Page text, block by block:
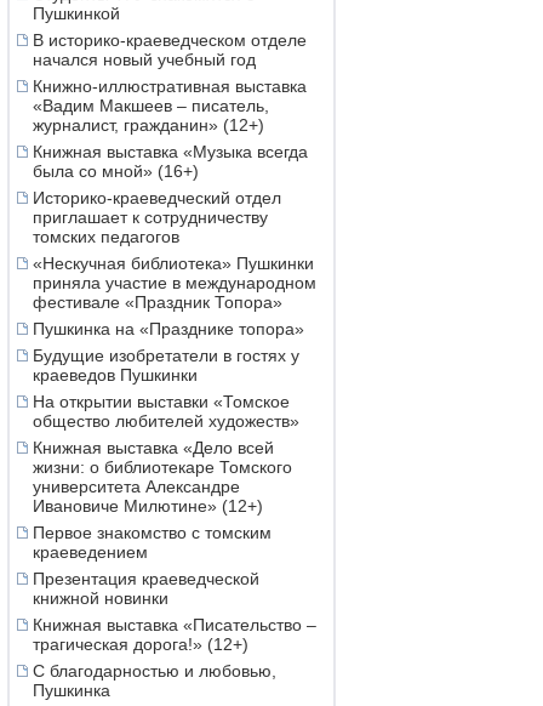
Пушкинкой
В историко-краеведческом отделе
начался новый учебный год
Книжно-иллюстративная выставка
«Вадим Макшеев – писатель,
журналист, гражданин» (12+)
Книжная выставка «Музыка всегда
была со мной» (16+)
Историко-краеведческий отдел
приглашает к сотрудничеству
томских педагогов
«Нескучная библиотека» Пушкинки
приняла участие в международном
фестивале «Праздник Топора»
Пушкинка на «Празднике топора»
Будущие изобретатели в гостях у
краеведов Пушкинки
На открытии выставки «Томское
общество любителей художеств»
Книжная выставка «Дело всей
жизни: о библиотекаре Томского
университета Александре
Ивановиче Милютине» (12+)
Первое знакомство с томским
краеведением
Презентация краеведческой
книжной новинки
Книжная выставка «Писательство –
трагическая дорога!» (12+)
С благодарностью и любовью,
Пушкинка